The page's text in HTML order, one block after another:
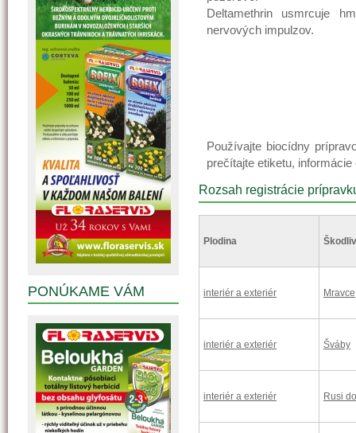
Deltamethrin usmrcuje
nervových impulzov.
Používajte biocídny
prečítajte etiketu,
Rozsah registrácie
Plodina
interiér a exteriér Mravce
interiér a exteriér Šváby
interiér a exteriér Rusi
PONÚKAME VÁM